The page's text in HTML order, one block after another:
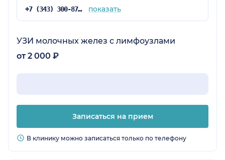
+7 (343) 300-87-38 показать
УЗИ молочных желез с лимфоузлами
от 2 000 ₽
Записаться на прием
В клинику можно записаться только по телефону